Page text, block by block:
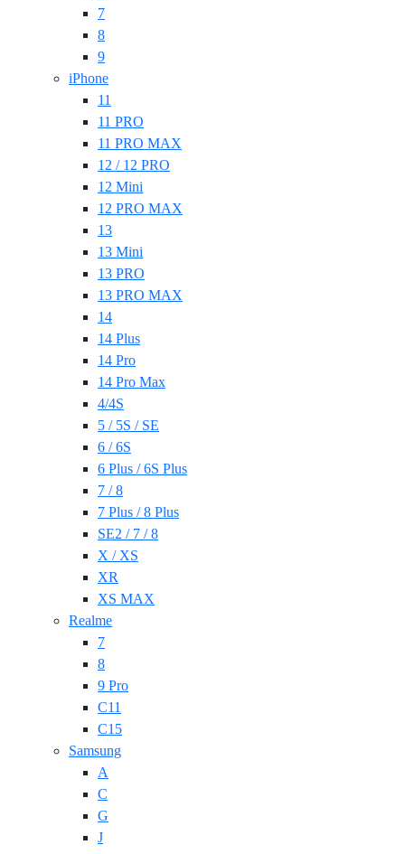
7
8
9
iPhone
11
11 PRO
11 PRO MAX
12 / 12 PRO
12 Mini
12 PRO MAX
13
13 Mini
13 PRO
13 PRO MAX
14
14 Plus
14 Pro
14 Pro Max
4/4S
5 / 5S / SE
6 / 6S
6 Plus / 6S Plus
7 / 8
7 Plus / 8 Plus
SE2 / 7 / 8
X / XS
XR
XS MAX
Realme
7
8
9 Pro
C11
C15
Samsung
A
C
G
J